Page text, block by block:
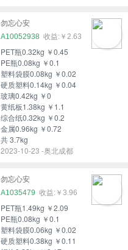
勿忘心安
A10052938
￥2.63
PET瓶0.32kg ￥0.45
PE瓶0.08kg ￥0.1
塑料袋膜0.08kg ￥0.02
硬质塑料0.14kg ￥0.04
玻璃0.42kg ￥0
黄纸板1.38kg ￥1.1
综合纸0.32kg ￥0.2
金属0.96kg ￥0.72
共 3.7kg
2023-10-23 -奥北成都
勿忘心安
A1035479
￥3.96
PET瓶1.49kg ￥2.09
PE瓶0.08kg ￥0.1
塑料袋膜0.06kg ￥0.02
硬质塑料0.38kg ￥0.11